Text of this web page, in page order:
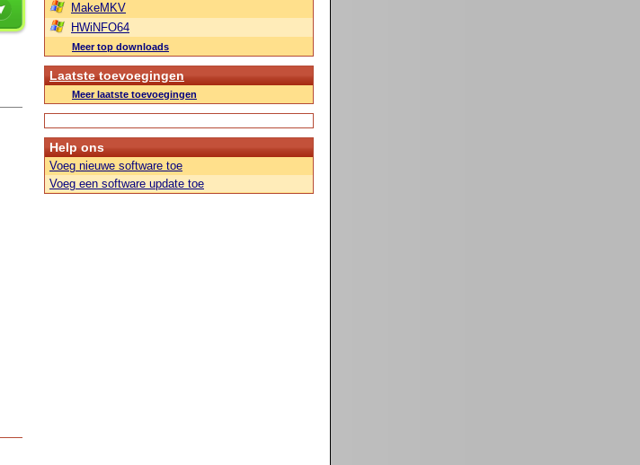
MakeMKV
HWiNFO64
Meer top downloads
Laatste toevoegingen
Meer laatste toevoegingen
Help ons
Voeg nieuwe software toe
Voeg een software update toe